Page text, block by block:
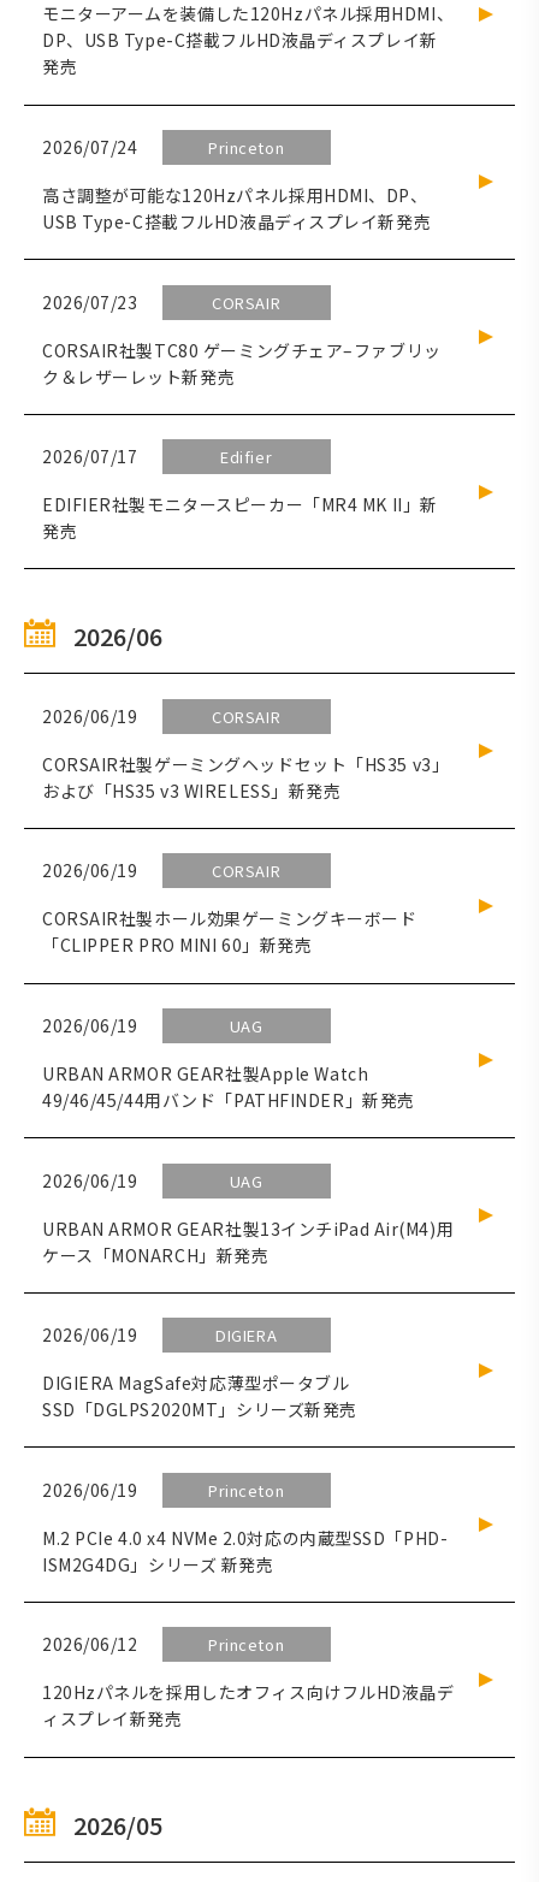
モニターアームを装備した120Hzパネル採用HDMI、
DP、USB Type-C搭載フルHD液晶ディスプレイ新
発売
2026/07/24 Princeton
高さ調整が可能な120Hzパネル採用HDMI、DP、
USB Type-C搭載フルHD液晶ディスプレイ新発売
2026/07/23 CORSAIR
CORSAIR社製TC80 ゲーミングチェア–ファブリッ
ク＆レザーレット新発売
2026/07/17 Edifier
EDIFIER社製モニタースピーカー「MR4 MK II」新
発売
2026/06
2026/06/19 CORSAIR
CORSAIR社製ゲーミングヘッドセット「HS35 v3」
および「HS35 v3 WIRELESS」新発売
2026/06/19 CORSAIR
CORSAIR社製ホール効果ゲーミングキーボード
「CLIPPER PRO MINI 60」新発売
2026/06/19 UAG
URBAN ARMOR GEAR社製Apple Watch
49/46/45/44用バンド「PATHFINDER」新発売
2026/06/19 UAG
URBAN ARMOR GEAR社製13インチiPad Air(M4)用
ケース「MONARCH」新発売
2026/06/19 DIGIERA
DIGIERA MagSafe対応薄型ポータブル
SSD「DGLPS2020MT」シリーズ新発売
2026/06/19 Princeton
M.2 PCIe 4.0 x4 NVMe 2.0対応の内蔵型SSD「PHD-
ISM2G4DG」シリーズ 新発売
2026/06/12 Princeton
120Hzパネルを採用したオフィス向けフルHD液晶デ
ィスプレイ新発売
2026/05